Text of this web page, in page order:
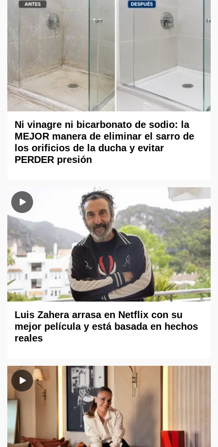
Ni vinagre ni bicarbonato de sodio: la
MEJOR manera de eliminar el sarro de
los orificios de la ducha y evitar
PERDER presión
Luis Zahera arrasa en Netflix con su
mejor película y está basada en hechos
reales